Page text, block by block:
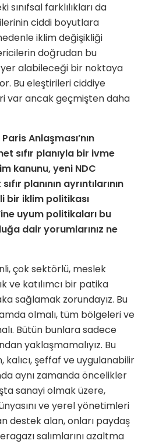
farklılıkları da
ciddi boyutlara
iklim değişikliği
doğrudan bu
alabileceği bir noktaya
Bu eleştirileri ciddiye
var ancak geçmişten daha
Anlaşması’nın
sıfır planıyla bir ivme
kanunu, yeni NDC
planının ayrıntılarının
bir iklim politikası
uyum politikaları bu
dair yorumlarınız ne
çok sektörlü, meslek
ve katılımcı bir patika
sağlamak zorundayız. Bu
olmalı, tüm bölgeleri ve
Bütün bunlara sadece
yaklaşmamalıyız. Bu
kalıcı, şeffaf ve uygulanabilir
aynı zamanda öncelikler
sanayi olmak üzere,
ve yerel yönetimleri
destek alan, onları paydaş
salımlarını azaltma